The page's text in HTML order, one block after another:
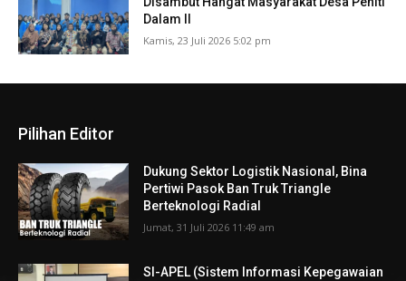
Dalam II
Kamis, 23 Juli 2026 5:02 pm
Pilihan Editor
Dukung Sektor Logistik Nasional, Bina
Pertiwi Pasok Ban Truk Triangle
Berteknologi Radial
Jumat, 31 Juli 2026 11:49 am
SI-APEL (Sistem Informasi Kepegawaian